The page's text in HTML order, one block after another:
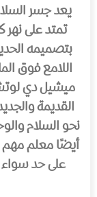
يعد جسر
تمتد على
بتصميمه
اللامع فوق
ميشيل دي
القديمة
نحو السلام
أيضًا معلم مهم
على حد سواء